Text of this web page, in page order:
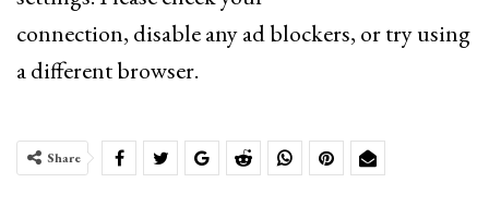
connection, disable any ad blockers, or try using
a different browser.
Share